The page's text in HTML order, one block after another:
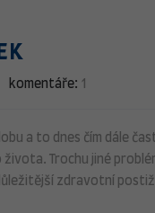
komentáře: 1
a to dnes čím dále
Trochu jiné
zdravotní